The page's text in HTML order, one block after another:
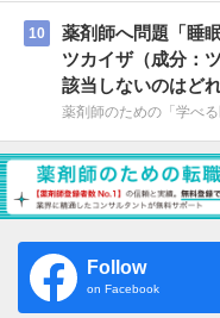
10
薬剤師へ問題「睡
ツカイザ（成分：
該当しないのはど
薬剤師のための「学べる
Follow
on Facebook